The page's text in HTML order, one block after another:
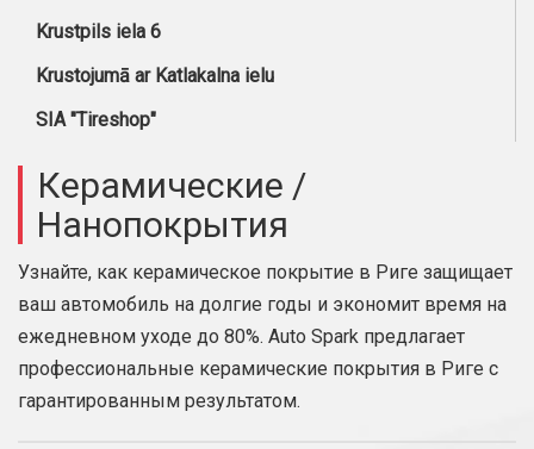
Krustpils iela 6
Krustojumā ar Katlakalna ielu
SIA "Tireshop"
Керамические /
Нанопокрытия
Узнайте, как керамическое покрытие в Риге защищает
ваш автомобиль на долгие годы и экономит время на
ежедневном уходе до 80%. Auto Spark предлагает
профессиональные керамические покрытия в Риге с
гарантированным результатом.